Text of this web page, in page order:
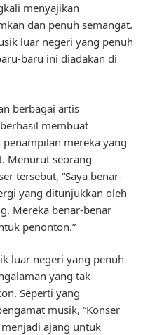
menyajikan
dan penuh semangat.
luar negeri yang penuh
baru ini diadakan di
berbagai artis
membuat
mereka yang
Menurut seorang
tersebut, “Saya benar-
yang ditunjukkan oleh
Mereka benar-benar
penonton.”
luar negeri yang penuh
yang tak
Seperti yang
musik, “Konser
ajang untuk